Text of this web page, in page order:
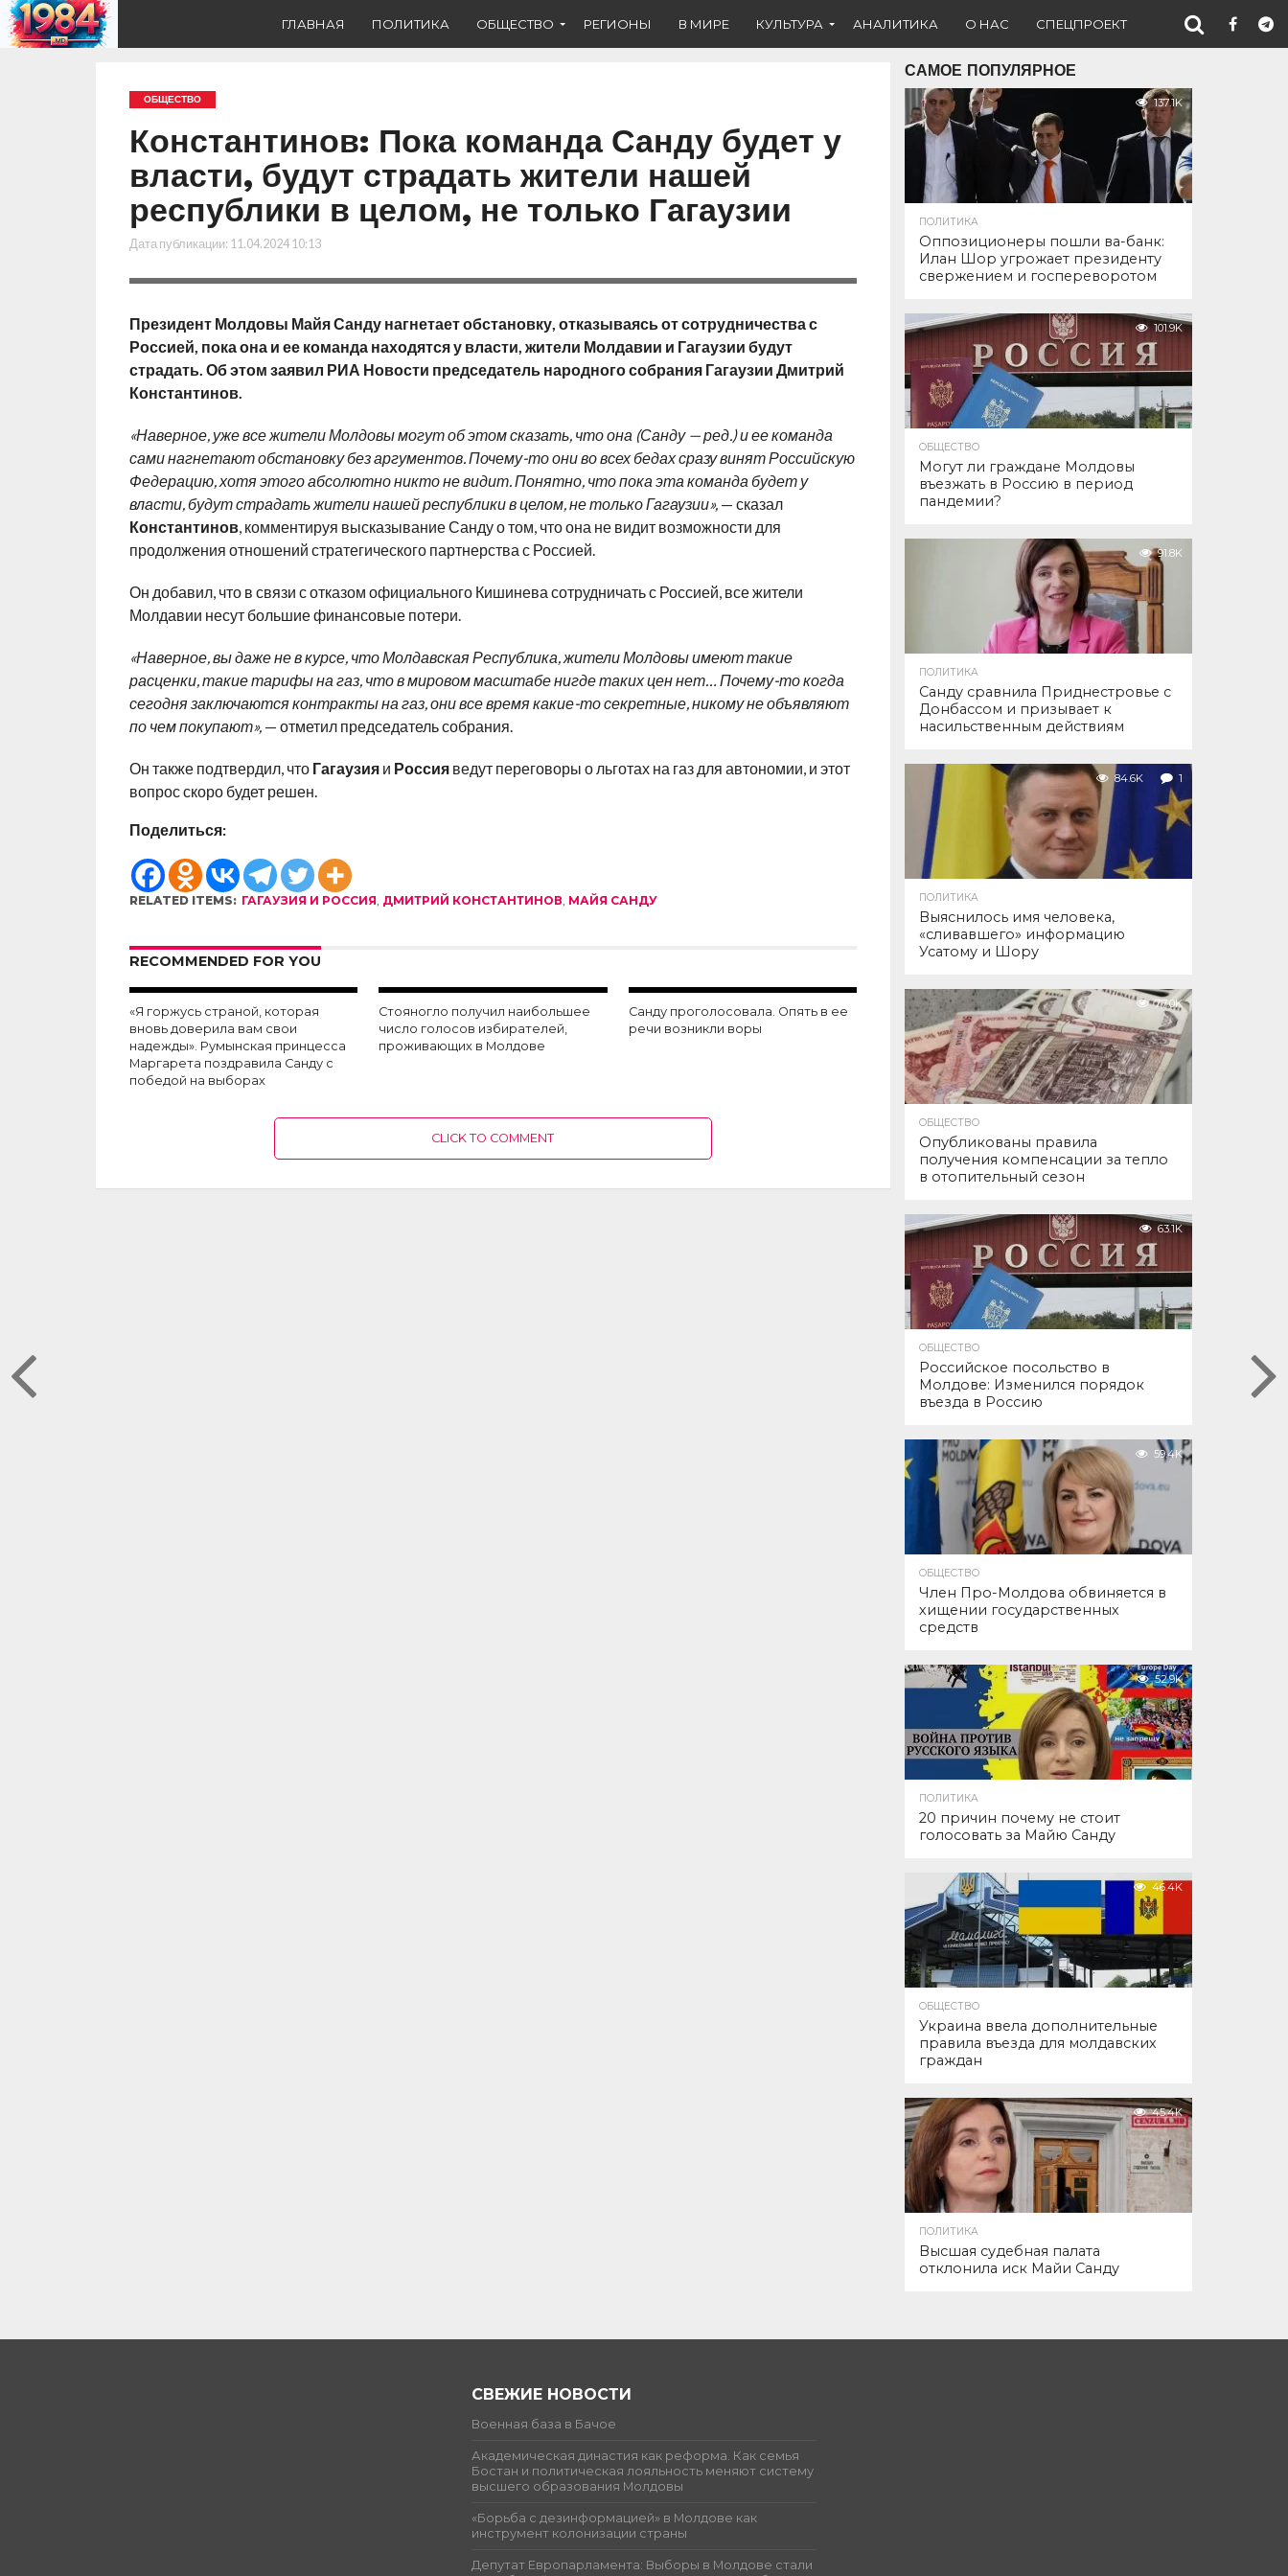
ГЛАВНАЯ ПОЛИТИКА ОБЩЕСТВО РЕГИОНЫ В МИРЕ КУЛЬТУРА АНАЛИТИКА О НАС СПЕЦПРОЕКТ
ОБЩЕСТВО
Константинов: Пока команда Санду будет у
власти, будут страдать жители нашей
республики в целом, не только Гагаузии
Дата публикации: 11.04.2024 10:13
Президент Молдовы Майя Санду нагнетает обстановку, отказываясь от сотрудничества с
Россией, пока она и ее команда находятся у власти, жители Молдавии и Гагаузии будут
страдать. Об этом заявил РИА Новости председатель народного собрания Гагаузии Дмитрий
Константинов.
«Наверное, уже все жители Молдовы могут об этом сказать, что она (Санду — ред.) и ее команда
сами нагнетают обстановку без аргументов. Почему-то они во всех бедах сразу винят Российскую
Федерацию, хотя этого абсолютно никто не видит. Понятно, что пока эта команда будет у
власти, будут страдать жители нашей республики в целом, не только Гагаузии»,— сказал
Константинов, комментируя высказывание Санду о том, что она не видит возможности для
продолжения отношений стратегического партнерства с Россией.
Он добавил, что в связи с отказом официального Кишинева сотрудничать с Россией, все жители
Молдавии несут большие финансовые потери.
«Наверное, вы даже не в курсе, что Молдавская Республика, жители Молдовы имеют такие
расценки, такие тарифы на газ, что в мировом масштабе нигде таких цен нет… Почему-то когда
сегодня заключаются контракты на газ, они все время какие-то секретные, никому не объявляют
по чем покупают»,— отметил председатель собрания.
Он также подтвердил, что Гагаузия и Россияведут переговоры о льготах на газ для автономии, и этот
вопрос скоро будет решен.
Поделиться:
RELATED ITEMS: ГАГАУЗИЯ И РОССИЯ, ДМИТРИЙ КОНСТАНТИНОВ, МАЙЯ САНДУ
RECOMMENDED FOR YOU
«Я горжусь страной, которая
вновь доверила вам свои
надежды». Румынская принцесса
Маргарета поздравила Санду с
победой на выборах
Стояногло получил наибольшее
число голосов избирателей,
проживающих в Молдове
Санду проголосовала. Опять в ее
речи возникли воры
CLICK TO COMMENT
САМОЕ ПОПУЛЯРНОЕ
137.1K
ПОЛИТИКА
Оппозиционеры пошли ва-банк:
Илан Шор угрожает президенту
свержением и госпереворотом
101.9K
ОБЩЕСТВО
Могут ли граждане Молдовы
въезжать в Россию в период
пандемии?
91.8K
ПОЛИТИКА
Санду сравнила Приднестровье с
Донбассом и призывает к
насильственным действиям
84.6K 1
ПОЛИТИКА
Выяснилось имя человека,
«сливавшего» информацию
Усатому и Шору
77.0K
ОБЩЕСТВО
Опубликованы правила
получения компенсации за тепло
в отопительный сезон
63.1K
ОБЩЕСТВО
Российское посольство в
Молдове: Изменился порядок
въезда в Россию
59.4K
ОБЩЕСТВО
Член Про-Молдова обвиняется в
хищении государственных
средств
52.9K
ПОЛИТИКА
20 причин почему не стоит
голосовать за Майю Санду
46.4K
ОБЩЕСТВО
Украина ввела дополнительные
правила въезда для молдавских
граждан
45.4K
ПОЛИТИКА
Высшая судебная палата
отклонила иск Майи Санду
СВЕЖИЕ НОВОСТИ
Военная база в Бачое
Академическая династия как реформа. Как семья
Бостан и политическая лояльность меняют систему
высшего образования Молдовы
«Борьба с дезинформацией» в Молдове как
инструмент колонизации страны
Депутат Европарламента: Выборы в Молдове стали